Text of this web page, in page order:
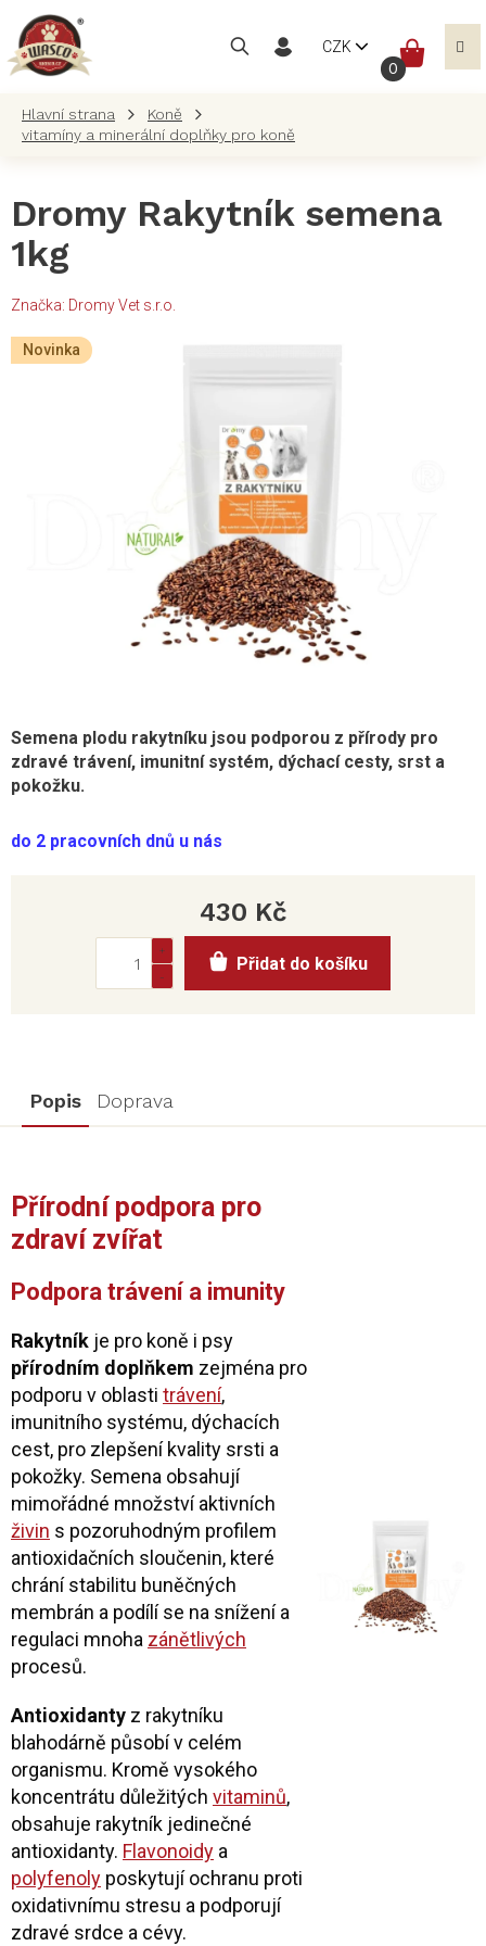
obsah
CZK
Koně
vitamíny a minerální doplňky pro koně
Dromy Rakytník semena
1kg
Značka: Dromy Vet s.r.o.
Novinka
do 2 pracovních dnů u nás
Semena plodu rakytníku jsou podporou z přírody pro
zdravé trávení, imunitnísystém, dýchací cesty, srst a
pokožku.
430 Kč
cena:
Přidat do košíku
Popis Doprava
Přírodní podpora pro
zdraví zvířat
Podpora trávení a imunity
Rakytník je pro koně i psy
přírodním doplňkem zejména pro
podporu v oblasti trávení,
imunitního systému, dýchacích
cest, pro zlepšení kvality srsti a
pokožky. Semena obsahují
mimořádné množství aktivních
živin s pozoruhodným profilem
antioxidačních sloučenin, které
chrání stabilitu buněčných
membrán a podílí se na snížení a
regulaci mnoha zánětlivých
procesů.
Antioxidanty z rakytníku
blahodárně působí v celém
organismu. Kromě vysokého
koncentrátu důležitých vitaminů,
obsahuje rakytník jedinečné
antioxidanty. Flavonoidy a
polyfenoly poskytují ochranu proti
oxidativnímu stresu a podporují
zdravé srdce a cévy.